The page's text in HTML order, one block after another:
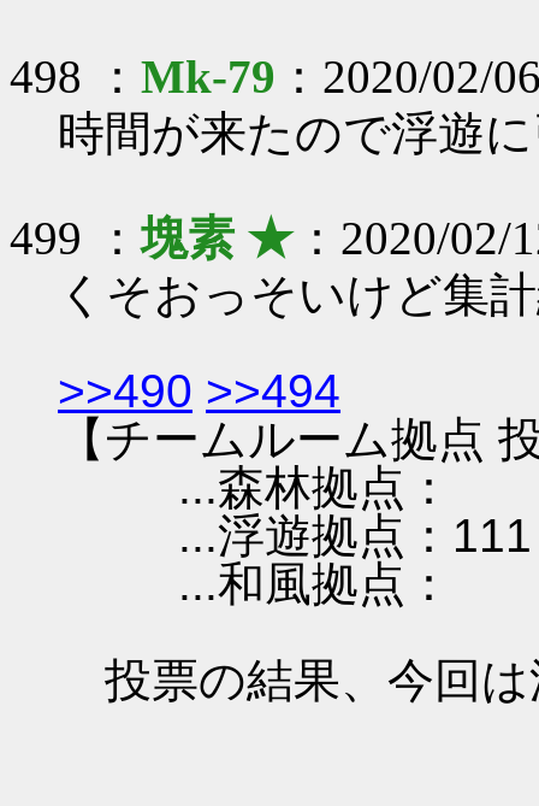
498 ： Mk-79 ：2020/02/
時間が来たので浮遊
499 ：塊素 ★：2020/02/
くそおっそいけど集
>>490 >>494
【チームルーム拠点
...森林拠点：
...浮遊拠点：111
...和風拠点：
投票の結果、今回